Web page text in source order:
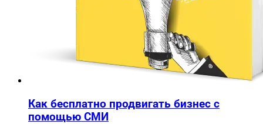
Как бесплатно продвигать бизнес с
помощью СМИ